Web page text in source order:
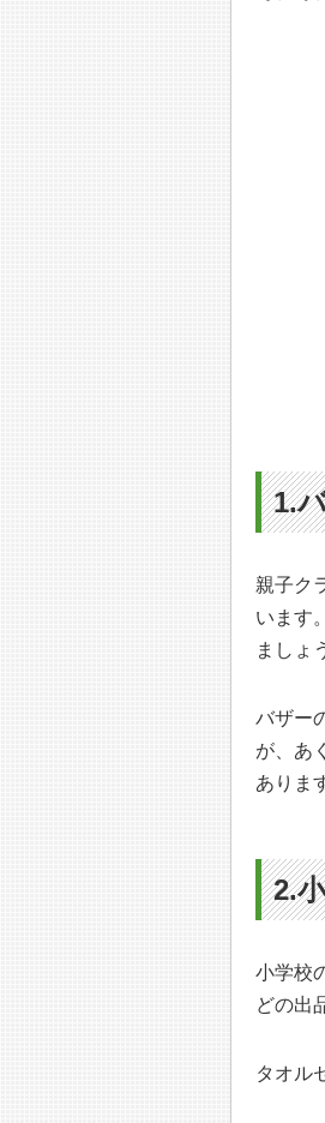
1.
親子ク
います
ましょ
バザー
が、あ
ありま
2.
小学校
どの出
タオル